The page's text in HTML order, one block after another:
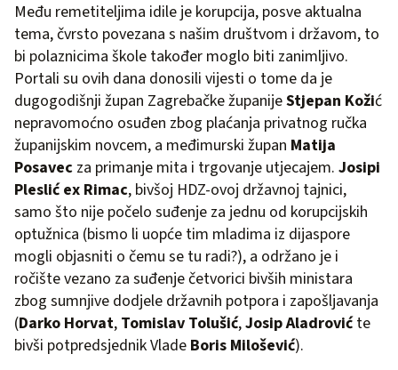
Među remetiteljima idile je korupcija, posve aktualna
tema, čvrsto povezana s našim društvom i državom, to
bi polaznicima škole također moglo biti zanimljivo.
Portali su ovih dana donosili vijesti o tome da je
dugogodišnji župan Zagrebačke županijeStjepan Kožić
nepravomoćno osuđen zbog plaćanja privatnog ručka
županijskim novcem, a međimurski župan Matija
Posavec za primanje mita i trgovanje utjecajem. Josipi
Pleslić ex Rimac, bivšoj HDZ-ovoj državnoj tajnici,
samo što nije počelo suđenje za jednu od korupcijskih
optužnica (bismo li uopće tim mladima iz dijaspore
mogli objasniti o čemu se tu radi?), a održano je i
ročište vezano za suđenje četvorici bivših ministara
zbog sumnjive dodjele državnih potpora i zapošljavanja
(Darko Horvat, Tomislav Tolušić,Josip Aladrovićte
bivši potpredsjednik Vlade Boris Milošević).